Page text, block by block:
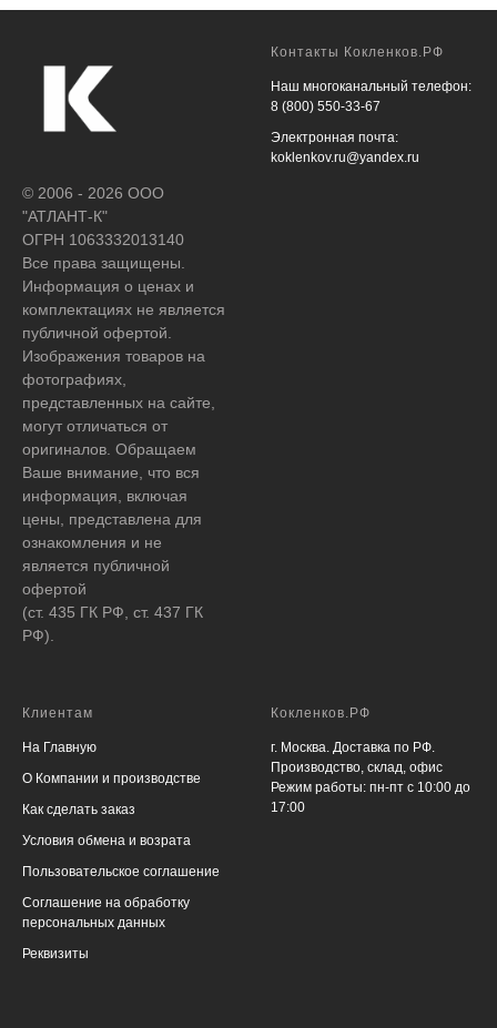
© 2006 - 2026 ООО
"АТЛАНТ-К"
ОГРН 1063332013140
Все права защищены.
Информация о ценах и
комплектациях не является
публичной офертой.
Изображения товаров на
фотографиях,
представленных на сайте,
могут отличаться от
оригиналов. Обращаем
Ваше внимание, что вся
информация, включая
цены, представлена для
ознакомления и не
является публичной
офертой
(ст. 435 ГК РФ, ст. 437 ГК
РФ).
Контакты Кокленков.РФ
Наш многоканальный телефон:
8 (800) 550-33-67
Электронная почта:
koklenkov.ru@yandex.ru
Клиентам
На Главную
О Компании и производстве
Как сделать заказ
Условия обмена и возрата
Пользовательское соглашение
Соглашение на обработку
персональных данных
Реквизиты
Кокленков.РФ
г. Москва. Доставка по РФ.
Производство, склад, офис
Режим работы: пн-пт с 10:00 до
17:00